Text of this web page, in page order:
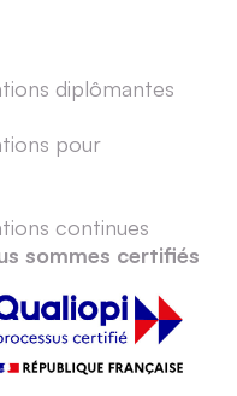
diplômantes
pour
continues
sommes certifiés